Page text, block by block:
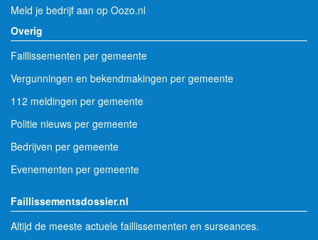
Meld je bedrijf aan op Oozo.nl
Overig
Faillissementen per gemeente
Vergunningen en bekendmakingen per gemeente
112 meldingen per gemeente
Politie nieuws per gemeente
Bedrijven per gemeente
Evenementen per gemeente
Faillissementsdossier.nl
Altijd de meeste actuele faillissementen en surseances.